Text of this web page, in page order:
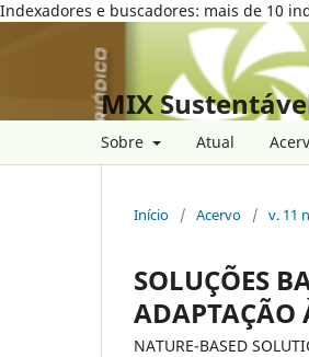
Indexadores e buscadores: mais de 10
MIX
Sobre Atual
Início / Acervo / v. 11
SOLUÇÕES
NATURE-BASED